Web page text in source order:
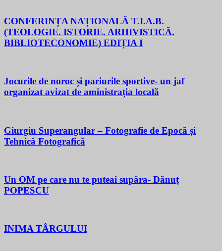
CONFERINȚA NAȚIONALĂ T.I.A.B.
(TEOLOGIE. ISTORIE. ARHIVISTICĂ.
BIBLIOTECONOMIE) EDIȚIA I
Jocurile de noroc și pariurile sportive- un jaf
organizat avizat de aministrația locală
Giurgiu Superangular – Fotografie de Epocă și
Tehnică Fotografică
Un OM pe care nu te puteai supăra- Dănuț
POPESCU
INIMA TÂRGULUI